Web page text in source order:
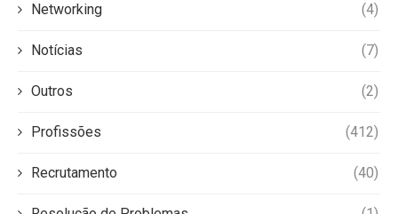
Networking (4)
Notícias (7)
Outros (2)
Profissões (412)
Recrutamento (40)